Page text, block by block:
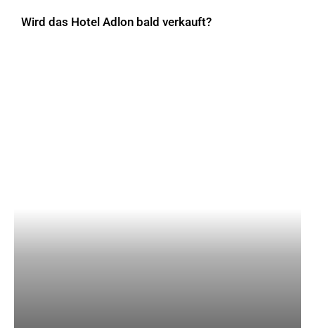
Wird das Hotel Adlon bald verkauft?